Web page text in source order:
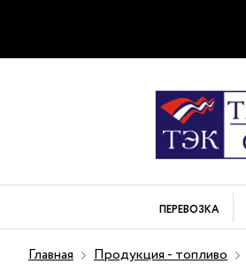
ПЕРЕВОЗКА
Главная Продукция - топливо